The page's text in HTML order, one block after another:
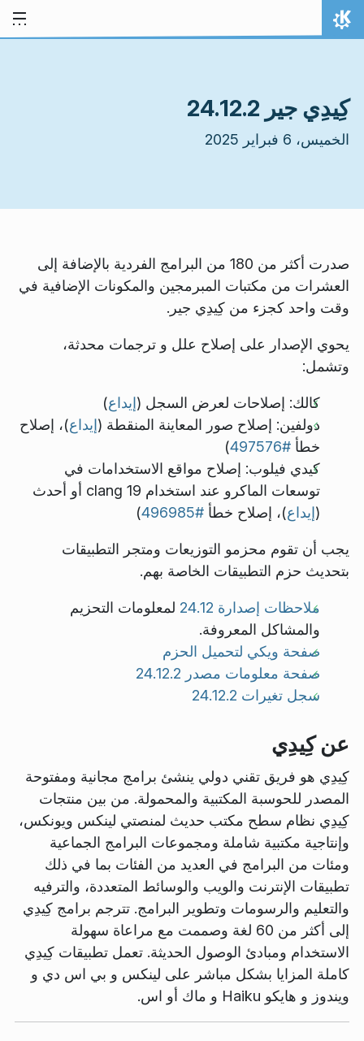
تخط المحتوى
الصفحة الرئيسة
كِيدِي جير 24.12.2
الخميس، 6 فبراير 2025
صدرت أكثر من 180 من البرامج الفردية بالإضافة إلى
العشرات من مكتبات المبرمجين والمكونات الإضافية في
وقت واحد كجزء من كِيدِي جير.
يحوي الإصدار على إصلاح علل و ترجمات محدثة،
وتشمل:
كالك: إصلاحات لعرض السجل (إيداع)
دولفين: إصلاح صور المعاينة المنقطة (إيداع)، إصلاح
خطأ #497576
)
كيدي فيلوب: إصلاح مواقع الاستخدامات في
توسعات الماكرو عند استخدام clang 19 أو أحدث
(إيداع)، إصلاح خطأ #496985
)
يجب أن تقوم محزمو التوزيعات ومتجر التطبيقات
بتحديث حزم التطبيقات الخاصة بهم.
ملاحظات إصدارة 24.12
لمعلومات التحزيم
والمشاكل المعروفة.
صفحة ويكي لتحميل الحزم
صفحة معلومات مصدر 24.12.2
سجل تغيرات 24.12.2
عن كِيدِي
كِيدِي هو فريق تقني دولي ينشئ برامج مجانية ومفتوحة
المصدر للحوسبة المكتبية والمحمولة. من بين منتجات
كِيدِي نظام سطح مكتب حديث لمنصتي لينكس ويونكس،
وإنتاجية مكتبية شاملة ومجموعات البرامج الجماعية
ومئات من البرامج في العديد من الفئات بما في ذلك
تطبيقات الإنترنت والويب والوسائط المتعددة، والترفيه
والتعليم والرسومات وتطوير البرامج. تترجم برامج كِيدِي
إلى أكثر من 60 لغة وصممت مع مراعاة سهولة
الاستخدام ومبادئ الوصول الحديثة. تعمل تطبيقات كِيدِي
كاملة المزايا بشكل مباشر على لينكس و بي اس دي و
ويندوز و هايكو Haiku و ماك أو اس.